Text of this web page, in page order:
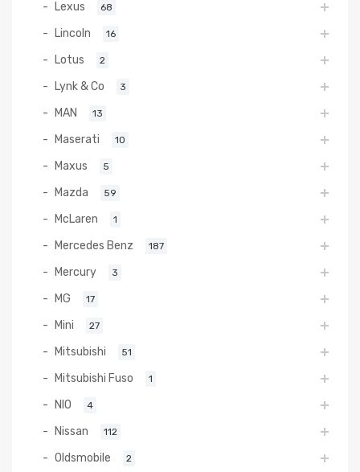
Lexus 68
Lincoln 16
Lotus 2
Lynk & Co 3
MAN 13
Maserati 10
Maxus 5
Mazda 59
McLaren 1
Mercedes Benz 187
Mercury 3
MG 17
Mini 27
Mitsubishi 51
Mitsubishi Fuso 1
NIO 4
Nissan 112
Oldsmobile 2